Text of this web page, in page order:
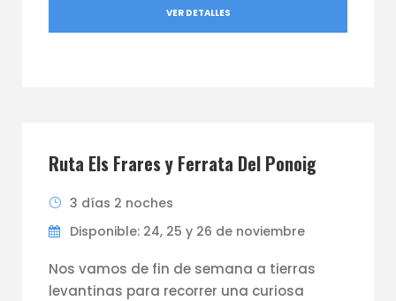
VER DETALLES
Ruta Els Frares y Ferrata Del Ponoig
3 días 2 noches
Disponible: 24, 25 y 26 de noviembre
Nos vamos de fin de semana a tierras
levantinas para recorrer una curiosa